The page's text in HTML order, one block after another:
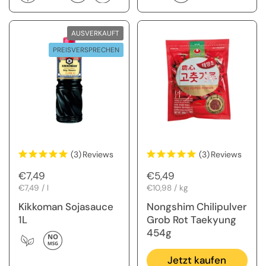
(3)Reviews
Regulärer Preis
€7,49
Stückpreis
€7,49 / l
Kikkoman Sojasauce
1L
AUSVERKAUFT
PREISVERSPRECHEN
(3)Reviews
Regulärer Preis
€5,49
Stückpreis
€10,98 / kg
Nongshim Chilipulver
Grob Rot Taekyung
454g
Jetzt kaufen